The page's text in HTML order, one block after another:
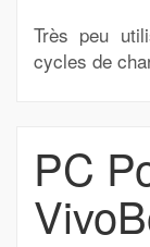
Très peu
cycles de
PC